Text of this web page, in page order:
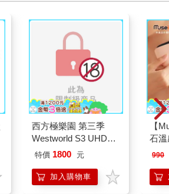
說是集結臉書、演講、聚會所凝聚而成
產物。對我而言，這也是我在退休之
」同行的決心後，所結出的第一個果
一致。春天是萬物復甦、百花齊放的季
然而然發生的，而是眾多生命竭盡全
能一同開啟春天。當滿山遍野瀰漫春之
一個又一個生命的熾熱與盼望。同樣
天，正是在這片土地上每一位市民的奮
和。願我們能一同迎接共同創造的春
西方極樂園 第三季
Westworld S3 UHD＋
BD 六碟限定版
特價 1800 元
加入購物車
【
石
990